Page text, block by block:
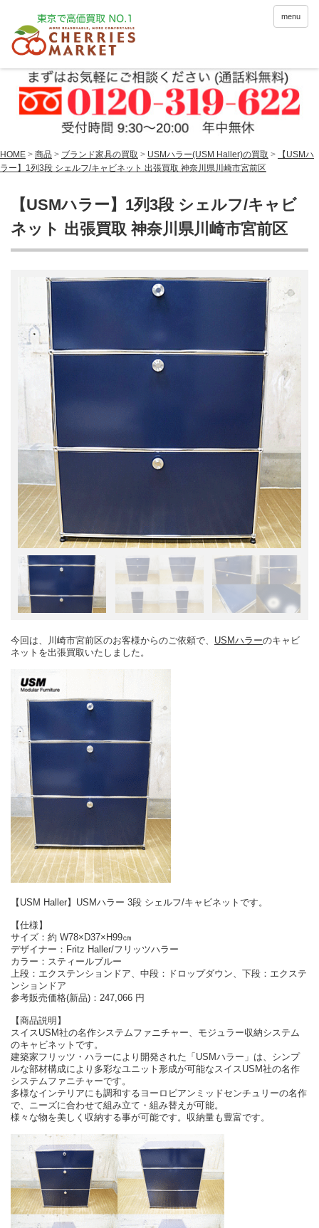
menu
HOME > 商品 > ブランド家具の買取 > USMハラー(USM Haller)の買取 >
【USMハ
ラー】1列3段 シェルフ/キャビネット 出張買取 神奈川県川崎市宮前区
【USMハラー】1列3段 シェルフ/キャビ
ネット 出張買取 神奈川県川崎市宮前区
今回は、川崎市宮前区のお客様からのご依頼で、 USMハラーのキャビ
ネットを出張買取いたしました。
【USM Haller】USMハラー 3段 シェルフ/キャビネットです。
【仕様】
サイズ：約 W78×D37×H99㎝
デザイナー：Fritz Haller/フリッツハラー
カラー：スティールブルー
上段：エクステンションドア、中段：ドロップダウン、下段：エクステ
ンションドア
参考販売価格(新品)：247,066 円
【商品説明】
スイスUSM社の名作システムファニチャー、モジュラー収納システム
のキャビネットです。
建築家フリッツ・ハラーにより開発された「USMハラー」は、シンプ
ルな部材構成により多彩なユニット形成が可能なスイスUSM社の名作
システムファニチャーです。
多様なインテリアにも調和するヨーロピアンミッドセンチュリーの名作
で、ニーズに合わせて組み立て・組み替えが可能。
様々な物を美しく収納する事が可能です。収納量も豊富です。